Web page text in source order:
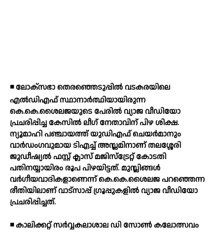
◾ ലോക്സഭാ തെരഞ്ഞെടുപ്പില്‍ വടകരയിലെ
എല്‍ഡിഎഫ് സ്ഥാനാര്‍ത്ഥിയായിരുന്ന
കെ.കെ.ശൈലജയുടെ പേരില്‍ വ്യാജ വീഡിയോ
പ്രചരിപ്പിച്ച കേസില്‍ ലീഗ് നേതാവിന് പിഴ ശിക്ഷ.
ന്യൂമാഹി പഞ്ചായത്ത് യുഡിഎഫ് ചെയര്‍മാനും
വാര്‍ഡംഗവുമായ ടിഎച്ച് അസ്ലമിനാണ് തലശ്ശേരി
ജുഡീഷ്യല്‍ ഫസ്റ്റ് ക്ലാസ് മജിസ്ട്രേറ്റ് കോടതി
പതിനയ്യായിരം രൂപ പിഴയിട്ടത്. മുസ്ലിങ്ങള്‍
വര്‍ഗീയവാദികളാണെന്ന് കെ.കെ.ശൈലജ പറഞ്ഞെന്ന
രീതിയിലാണ് വാട്സാപ്പ് ഗ്രൂപ്പുകളില്‍ വ്യാജ വീഡിയോ
പ്രചരിപ്പിച്ചത്.
◾ കാലിക്കറ്റ് സര്‍വ്വകലാശാല ഡി സോണ്‍ കലോത്സവം